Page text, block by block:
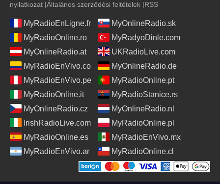
nyilatkozat |Általános szerződési feltételek |RSS
MyRadioEnLigne.fr
MyOnlineRadio.sk
MyRadioOnline.ro
MyRadyoDinle.com
MyOnlineRadio.at
UKRadioLive.com
MyRadioEnVivo.co
MyOnlineRadio.de
MyRadioEnVivo.pe
MyRadioOnline.pt
MyRadioOnline.it
MyRadioStanice.rs
MyOnlineRadio.cz
MyOnlineRadio.nl
IrishRadioLive.com
MyRadioOnline.pl
MyRadioOnline.es
MyRadioEnVivo.mx
MyRadioEnVivo.ar
MyRadioOnline.cl